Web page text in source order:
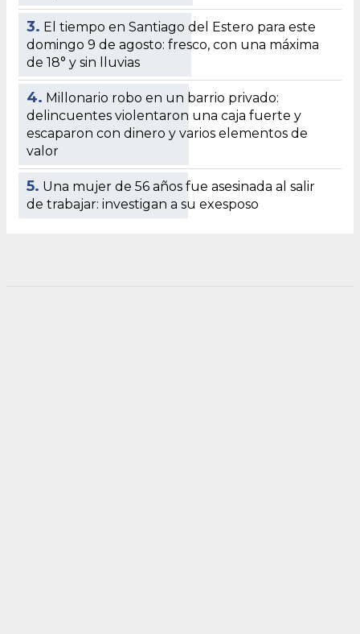
3. El tiempo en Santiago del Estero para este
domingo 9 de agosto: fresco, con una máxima
de 18° y sin lluvias
4. Millonario robo en un barrio privado:
delincuentes violentaron una caja fuerte y
escaparon con dinero y varios elementos de
valor
5. Una mujer de 56 años fue asesinada al salir
de trabajar: investigan a su exesposo